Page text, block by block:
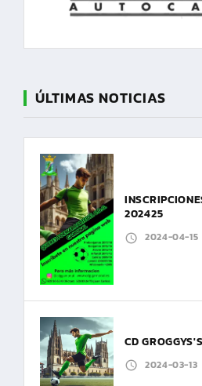
ÚLTIMAS NOTICIAS
202425
2024-04-15
CD
2024-03-13